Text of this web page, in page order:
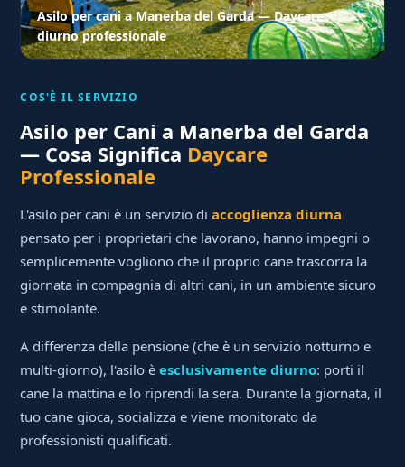
Asilo per cani a Manerba del Garda — Daycare
diurno professionale
COS'È IL SERVIZIO
Asilo per Cani a Manerba del Garda
— Cosa Significa Daycare
Professionale
L'asilo per cani è un servizio diaccoglienza diurna
pensato per i proprietari che lavorano, hanno impegni o
semplicemente vogliono che il proprio cane trascorra la
giornata in compagnia di altri cani, in un ambiente sicuro
e stimolante.
A differenza della pensione (che è un servizio notturno e
multi-giorno), l'asilo èesclusivamente diurno: porti il
cane la mattina e lo riprendi la sera. Durante la giornata, il
tuo cane gioca, socializza e viene monitorato da
professionisti qualificati.